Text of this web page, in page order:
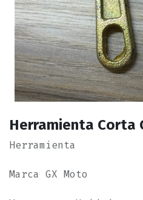
Herramienta Corta
Herramienta
Marca GX Moto